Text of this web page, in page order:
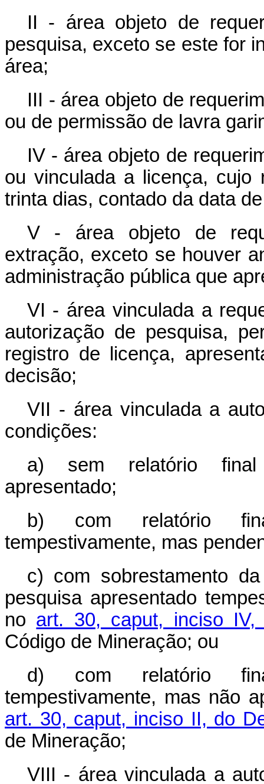
II - área objeto de
pesquisa, exceto se este for
área;
III - área objeto de
ou de permissão de lavra
IV - área objeto de
ou vinculada a licença, cujo
trinta dias, contado da data
V - área objeto de
extração, exceto se houver
administração pública que
VI - área vinculada a
autorização de pesquisa,
registro de licença,
decisão;
VII - área vinculada a
condições:
a) sem relatório final
apresentado;
b) com relatório
tempestivamente, mas
c) com sobrestamento
pesquisa apresentado
no art. 30, caput, inciso
Código de Mineração; ou
d) com relatório
tempestivamente, mas não
art. 30, caput, inciso II, do
de Mineração;
VIII - área vinculada a